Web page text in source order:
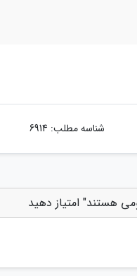
شناسه مطلب: 6914